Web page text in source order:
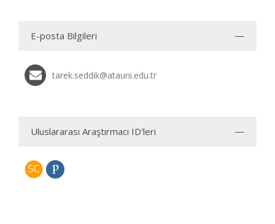
E-posta Bilgileri
tarek.seddik@atauni.edu.tr
Uluslararası Araştırmacı ID'leri